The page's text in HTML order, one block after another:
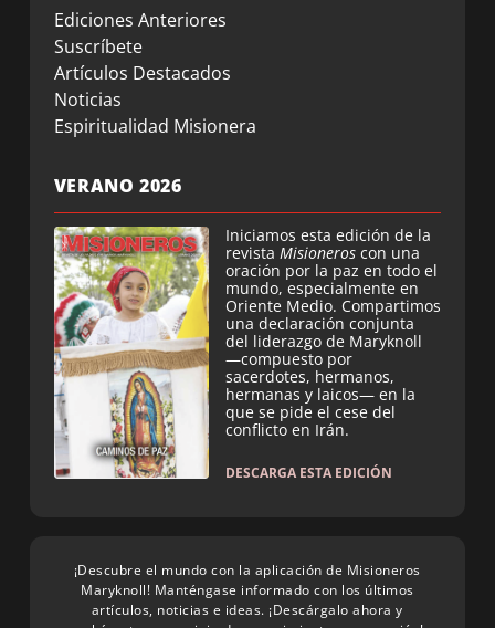
Ediciones Anteriores
Suscríbete
Artículos Destacados
Noticias
Espiritualidad Misionera
VERANO 2026
Iniciamos esta edición de la
revista Misioneros con una
oración por la paz en todo el
mundo, especialmente en
Oriente Medio. Compartimos
una declaración conjunta
del liderazgo de Maryknoll
—compuesto por
sacerdotes, hermanos,
hermanas y laicos— en la
que se pide el cese del
conflicto en Irán.
DESCARGA ESTA EDICIÓN
¡Descubre el mundo con la aplicación de Misioneros
Maryknoll! Manténgase informado con los últimos
artículos, noticias e ideas. ¡Descárgalo ahora y